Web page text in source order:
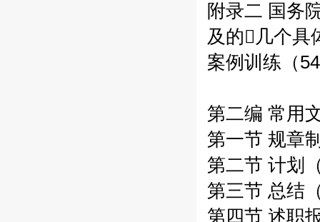
附录二 国务
及的几个具
案例训练（
第二编 常用
第一节 规章
第二节 计划
第三节 总结
第四节 述职